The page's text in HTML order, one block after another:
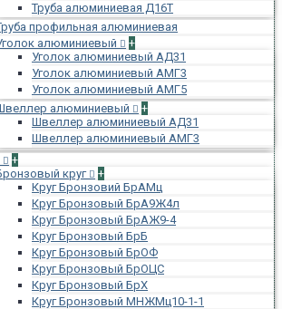
Труба алюминиевая Д16Т
профильная алюминиевая
алюминиевый
+
Уголок алюминиевый АД31
Уголок алюминиевый АМГ3
Уголок алюминиевый АМГ5
алюминиевый
+
Швеллер алюминиевый АД31
Швеллер алюминиевый АМГ3
+
круг
+
Круг Бронзовий БрАМц
Круг Бронзовый БрА9Ж4л
Круг Бронзовый БрАЖ9-4
Круг Бронзовый БрБ
Круг Бронзовый БрОФ
Круг Бронзовый БрОЦС
Круг Бронзовый БрХ
Круг Бронзовый МНЖМц10-1-1